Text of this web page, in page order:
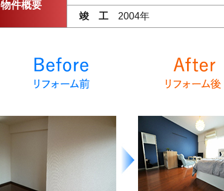
物件概要
竣 工 2004年